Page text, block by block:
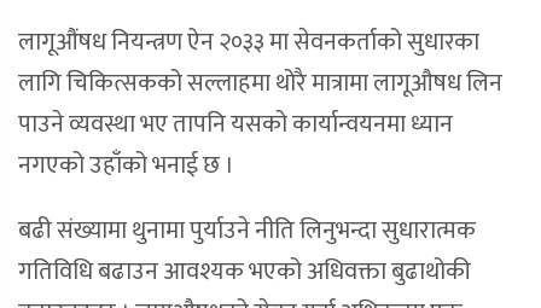
लागूऔंषध नियन्त्रण ऐन २०३३ मा सेवनकर्ताको सुधारका
लागि चिकित्सकको सल्लाहमा थोरै मात्रामा लागूऔषध लिन
पाउने व्यवस्था भए तापनि यसको कार्यान्वयनमा ध्यान
नगएको उहाँको भनाई छ ।
बढी संख्यामा थुनामा पुर्याउने नीति लिनुभन्दा सुधारात्मक
गतिविधि बढाउन आवश्यक भएको अधिवक्ता बुढाथोकी